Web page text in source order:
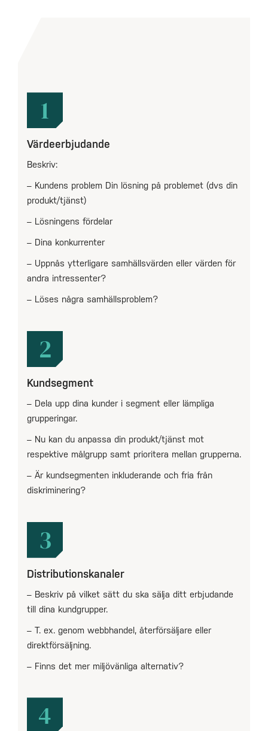
1
Värdeerbjudande
Beskriv:
– Kundens problem Din lösning på problemet (dvs din
produkt/tjänst)
– Lösningens fördelar
– Dina konkurrenter
– Uppnås ytterligare samhällsvärden eller värden för
andra intressenter?
– Löses några samhällsproblem?
2
Kundsegment
– Dela upp dina kunder i segment eller lämpliga
grupperingar.
– Nu kan du anpassa din produkt/tjänst mot
respektive målgrupp samt prioritera mellan grupperna.
– Är kundsegmenten inkluderande och fria från
diskriminering?
3
Distributionskanaler
– Beskriv på vilket sätt du ska sälja ditt erbjudande
till dina kundgrupper.
– T. ex. genom webbhandel, återförsäljare eller
direktförsäljning.
– Finns det mer miljövänliga alternativ?
4